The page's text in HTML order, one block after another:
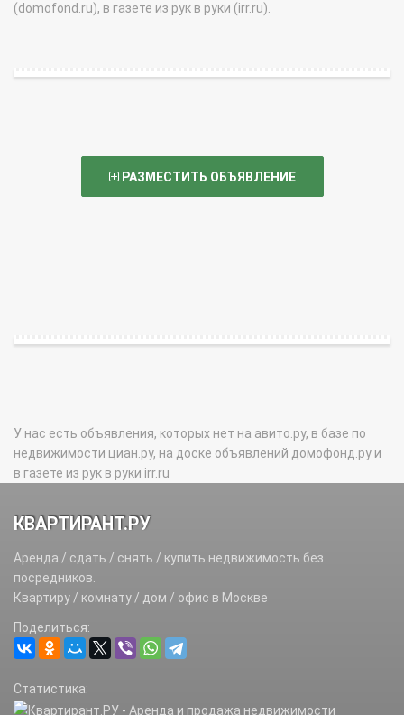
(domofond.ru), в газете из рук в руки (irr.ru).
РАЗМЕСТИТЬ ОБЪЯВЛЕНИЕ
У нас есть объявления, которых нет на авито.ру, в базе по
недвижимости циан.ру, на доске объявлений домофонд.ру и
в газете из рук в руки irr.ru
КВАРТИРАНТ.РУ
Аренда / сдать / снять / купить недвижимость без
посредников.
Квартиру / комнату / дом / офис в Москве
Поделиться:
Статистика: